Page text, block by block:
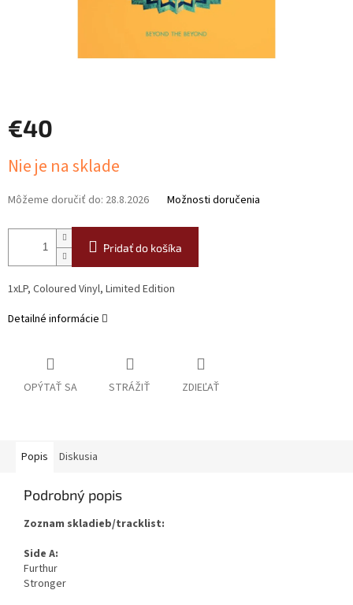
€40
cena:
Nie je na sklade
Môžeme doručiť do: 28.8.2026 Možnosti doručenia
Pridať do košíka
1xLP, Coloured Vinyl, Limited Edition
Detailné informácie
OPÝTAŤ SA STRÁŽIŤ ZDIEĽAŤ
Popis Diskusia
Podrobný popis
Zoznam skladieb/tracklist:
Side A:
Furthur
Stronger